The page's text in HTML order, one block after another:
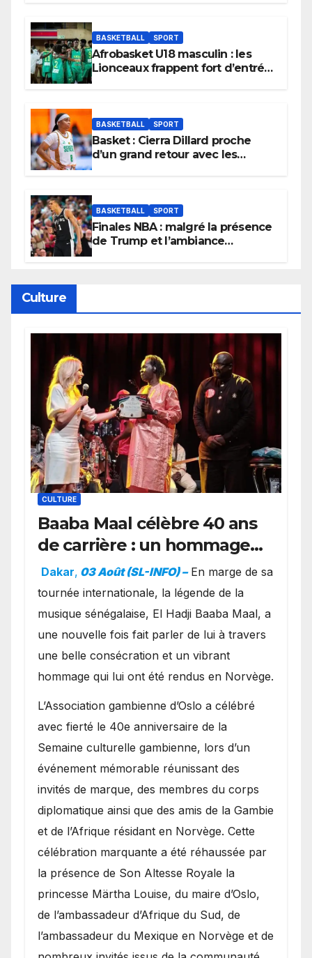
BASKETBALL SPORT
Afrobasket U18 masculin : les
Lionceaux frappent fort d’entrée
BASKETBALL SPORT
Basket : Cierra Dillard proche
d’un grand retour avec les
BASKETBALL SPORT
Finales NBA : malgré la présence
de Trump et l’ambiance
Culture
CULTURE
Baaba Maal célèbre 40 ans
de carrière : un hommage
exceptionnel à Oslo en
présence de la famille
royale.
Dakar, 03 Août (SL-INFO) – ​En marge de sa
tournée internationale, la légende de la
musique sénégalaise, El Hadji Baaba Maal, a
une nouvelle fois fait parler de lui à travers
une belle consécration et un vibrant
hommage qui lui ont été rendus en Norvège.
​L’Association gambienne d’Oslo a célébré
avec fierté le 40e anniversaire de la
Semaine culturelle gambienne, lors d’un
événement mémorable réunissant des
invités de marque, des membres du corps
diplomatique ainsi que des amis de la Gambie
et de l’Afrique résidant en Norvège. Cette
célébration marquante a été réhaussée par
la présence de Son Altesse Royale la
princesse Märtha Louise, du maire d’Oslo,
de l’ambassadeur d’Afrique du Sud, de
l’ambassadeur du Mexique en Norvège et de